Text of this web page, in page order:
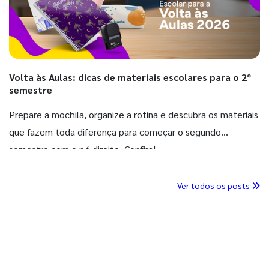
Volta às Aulas: dicas de materiais escolares para o 2º
semestre
Prepare a mochila, organize a rotina e descubra os materiais
que fazem toda diferença para começar o segundo
semestre com o pé direito. Confira!
Ver todos os posts